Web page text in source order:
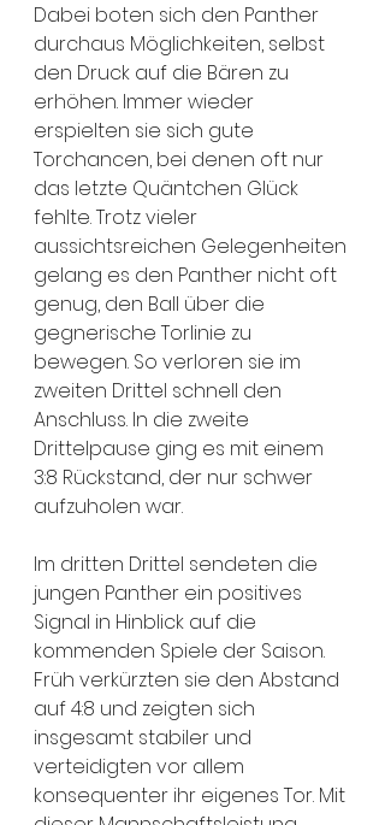
Dabei boten sich den Panther
durchaus Möglichkeiten, selbst
den Druck auf die Bären zu
erhöhen. Immer wieder
erspielten sie sich gute
Torchancen, bei denen oft nur
das letzte Quäntchen Glück
fehlte. Trotz vieler
aussichtsreichen Gelegenheiten
gelang es den Panther nicht oft
genug, den Ball über die
gegnerische Torlinie zu
bewegen. So verloren sie im
zweiten Drittel schnell den
Anschluss. In die zweite
Drittelpause ging es mit einem
3:8 Rückstand, der nur schwer
aufzuholen war.
Im dritten Drittel sendeten die
jungen Panther ein positives
Signal in Hinblick auf die
kommenden Spiele der Saison.
Früh verkürzten sie den Abstand
auf 4:8 und zeigten sich
insgesamt stabiler und
verteidigten vor allem
konsequenter ihr eigenes Tor. Mit